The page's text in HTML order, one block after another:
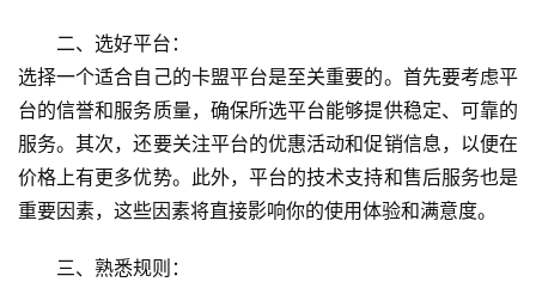
二、选好平台：
选择一个适合自己的卡盟平台是至关重要的。首先要考虑平
台的信誉和服务质量，确保所选平台能够提供稳定、可靠的
服务。其次，还要关注平台的优惠活动和促销信息，以便在
价格上有更多优势。此外，平台的技术支持和售后服务也是
重要因素，这些因素将直接影响你的使用体验和满意度。
三、熟悉规则：